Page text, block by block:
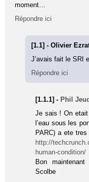
moment…
Répondre ici
[1.1] - Olivier
J’avais fait le SRI
Répondre ici
[1.1.1] - Phil
Je sais ! On
l’eau sous les
PARC) a ete
http://
human-condition/
Bon
Scolbe